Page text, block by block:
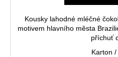
Kousky lahodné mléčné
motivem hlavního města
příchuť
Karton